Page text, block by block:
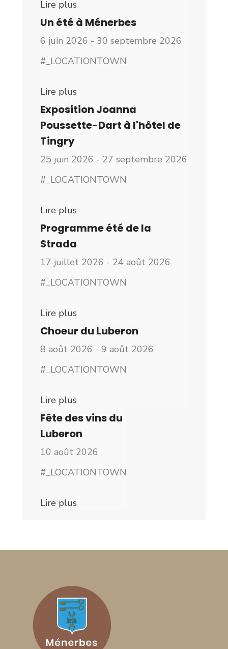
Lire plus
Un été à Ménerbes
6 juin 2026 - 30 septembre 2026
#_LOCATIONTOWN
Lire plus
Exposition Joanna
Poussette-Dart à l'hôtel de
Tingry
25 juin 2026 - 27 septembre 2026
#_LOCATIONTOWN
Lire plus
Programme été de la
Strada
17 juillet 2026 - 24 août 2026
#_LOCATIONTOWN
Lire plus
Choeur du Luberon
8 août 2026 - 9 août 2026
#_LOCATIONTOWN
Lire plus
Fête des vins du
Luberon
10 août 2026
#_LOCATIONTOWN
Lire plus